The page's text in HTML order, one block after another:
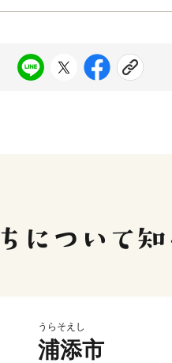
うらそえし
浦添市